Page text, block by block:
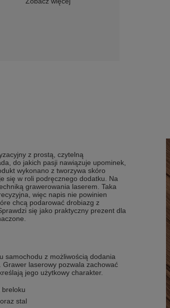
z prostą, czytelną
do jakich pasji nawiązuje upominek,
wykonano z tworzywa skóro
się w roli podręcznego dodatku. Na
grawerowania laserem. Taka
więc napis nie powinien
chcą podarować drobiazg z
się jako praktyczny prezent dla
samochodu z możliwością dodania
Grawer laserowy pozwala zachować
jego użytkowy charakter.
breloku
stal